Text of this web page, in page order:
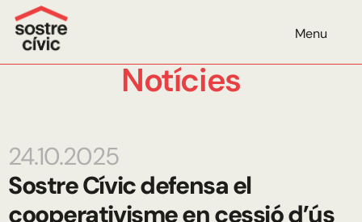
Menu
Notícies
24.10.2025
Sostre Cívic defensa el
cooperativisme en cessió d’ús